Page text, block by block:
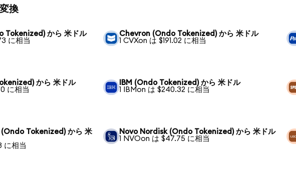
換
Tokenized) から 米ドル
に相当
Chevron (Ondo Tokenized) から 米ドル
1 CVXon は $191.02 に相当
から 米ドル
に相当
IBM (Ondo Tokenized) から 米ドル
1 IBMon は $240.32 に相当
Tokenized) から 米
に相当
Novo Nordisk (Ondo Tokenized) から 米ドル
1 NVOon は $47.75 に相当